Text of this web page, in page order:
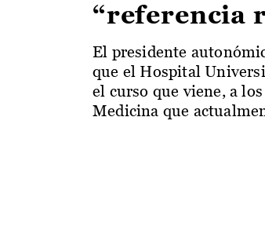
“referencia
El presidente
que el Hospital
el curso que viene, a
Medicina que